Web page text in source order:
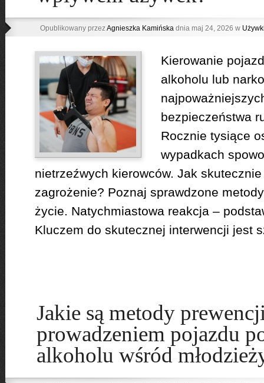
Opublikowany przezAgnieszka Kamińskadnia maj 24, 2026 w
Kierowanie
alkoholu lub
bezpieczeństwa
Rocznie tysiące
wypadkach
nietrzeźwych kierowców. Jak
zagrożenie? Poznaj sprawdzone
życie. Natychmiastowa reakcja –
Kluczem do skutecznej interwencji jest
Jakie są metody
prowadzeniem pojazdu
alkoholu wśród